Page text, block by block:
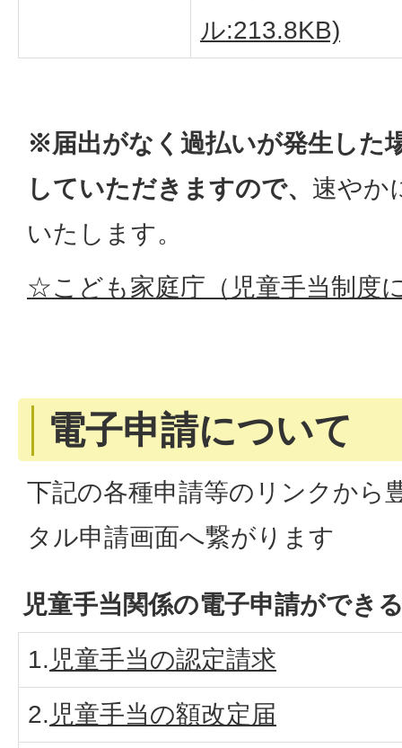
ル:213.8KB)
※届出がなく 過払いが発生した
していただきますので、 速やか
いたします。
☆こども家庭庁（児童手当制度
電子申請について
下記の各種申請等のリンクから
タル申請画面へ繋がります
児童手当関係の電子申請ができ
1. 児童手当の認定請求
2. 児童手当の額改定届